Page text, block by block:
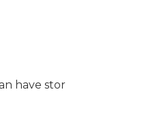
have stor